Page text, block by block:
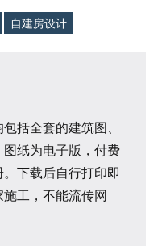
自建房设计
括全套的建筑图、
纸为电子版，付费
下载后自行打印即
工，不能流传网